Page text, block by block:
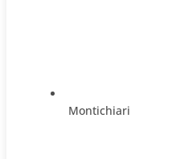
Montichiari